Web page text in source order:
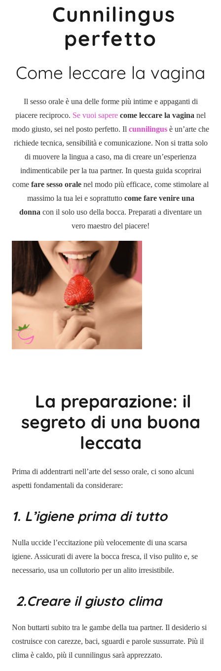
Cunnilingus
perfetto
Come leccare la vagina
Il sesso orale è una delle forme più intime e appaganti di
piacere reciproco. Se vuoi sapere come leccare la vagina nel
modo giusto, sei nel posto perfetto. Il cunnilingus è un’arte che
richiede tecnica, sensibilità e comunicazione. Non si tratta solo
di muovere la lingua a caso, ma di creare un’esperienza
indimenticabile per la tua partner. In questa guida scoprirai
come fare sesso orale nel modo più efficace, come stimolare al
massimo la tua lei e soprattutto come fare venire una
donna con il solo uso della bocca. Preparati a diventare un
vero maestro del piacere!
La preparazione: il
segreto di una buona
leccata
Prima di addentrarti nell’arte del sesso orale, ci sono alcuni
aspetti fondamentali da considerare:
1. L’igiene prima di tutto
Nulla uccide l’eccitazione più velocemente di una scarsa
igiene. Assicurati di avere la bocca fresca, il viso pulito e, se
necessario, usa un collutorio per un alito irresistibile.
2.Creare il giusto clima
Non buttarti subito tra le gambe della tua partner. Il desiderio si
costruisce con carezze, baci, sguardi e parole sussurrate. Più il
clima è caldo, più il cunnilingus sarà apprezzato.